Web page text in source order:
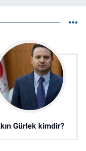
Gürlek kimdir?